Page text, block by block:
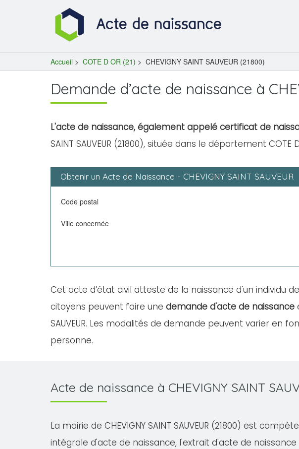
Accueil > COTE D OR (21) > CHEVIGNY SAINT SAUVEUR (21800)
Demande d’acte de naissance à
L'acte de naissance, également appelé certificat de
SAINT SAUVEUR (21800), située dans le département COTE
Obtenir un Acte de Naissance - CHEVIGNY SAINT SAUVEUR
Code postal
Ville concernée
Cet acte d’état civil atteste de la naissance d'un individu
citoyens peuvent faire une demande d'acte de naissance
SAUVEUR. Les modalités de demande peuvent varier en
personne.
Acte de naissance à CHEVIGNY SAINT
La mairie de CHEVIGNY SAINT SAUVEUR (21800) est
intégrale d'acte de naissance, l'extrait d'acte de